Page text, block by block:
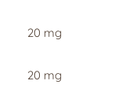
20 mg
20 mg